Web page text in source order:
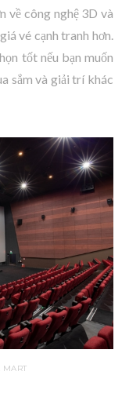
về công nghệ 3D và
vé cạnh tranh hơn.
tốt nếu bạn muốn
sắm và giải trí khác
MART